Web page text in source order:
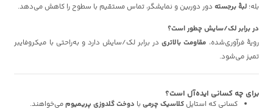
بله؛لبهٔ برجسته دور دوربین و نمایشگر، تماس مستقیم با سطوح را کاهش می‌دهد.
در برابر لک/سایش چطور است؟
رویهٔ فرآوری‌شده، مقاومت بالاتریدر برابر لک/سایش دارد و به‌راحتی با میکروفایبر
تمیز می‌شود.
برای چه کسانی ایده‌آل است؟
کسانی که استایلکلاسیک چرمی با دوخت گلدوزی پریمیوممی‌خواهند.